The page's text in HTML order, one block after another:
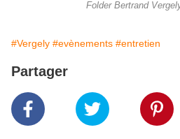
Folder Bertrand
#Vergely #evènements #entretien
Partager